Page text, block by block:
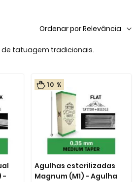
de tatuagem tradicionais.
-
10 %
Agulhas esterilizadas
Magnum (M1) - Agulha